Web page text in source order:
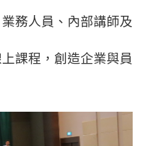
務人員、內部講師及
課程，創造企業與員